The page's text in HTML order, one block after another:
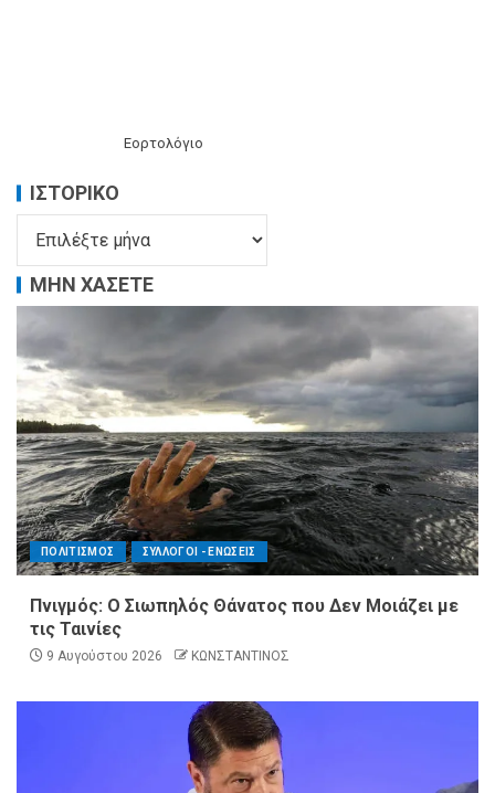
Εορτολόγιο
ΙΣΤΟΡΙΚΌ
ΜΗΝ ΧΑΣΕΤΕ
ΠΟΛΙΤΙΣΜΟΣ ΣΥΛΛΟΓΟΙ - ΕΝΩΣΕΙΣ
Πνιγμός: Ο Σιωπηλός Θάνατος που Δεν Μοιάζει με
τις Ταινίες
9 Αυγούστου 2026 ΚΩΝΣΤΑΝΤΙΝΟΣ